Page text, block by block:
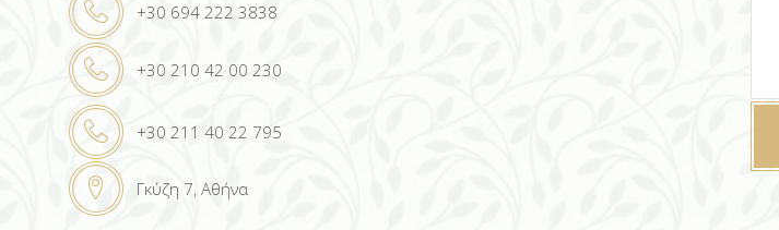
+30 694 222 3838
+30 210 42 00 230
+30 211 40 22 795
Γκύζη 7, Αθήνα